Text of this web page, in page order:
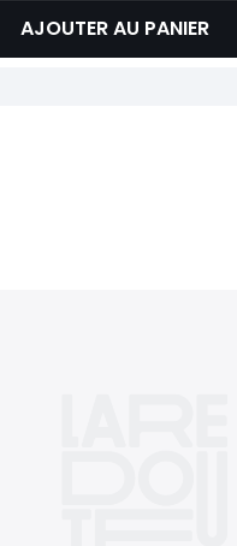
AJOUTER AU PANIER